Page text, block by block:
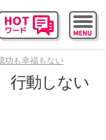
功も幸福もない
行動しない